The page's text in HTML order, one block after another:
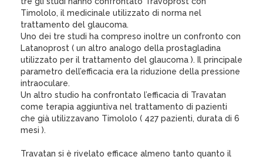
Timololo, il medicinale utilizzato di norma nel
trattamento del glaucoma.
Uno dei tre studi ha compreso inoltre un confronto con
Latanoprost ( un altro analogo della prostagladina
utilizzato per il trattamento del glaucoma ). Il principale
parametro dell’efficacia era la riduzione della pressione
intraoculare.
Un altro studio ha confrontato l’efficacia di Travatan
come terapia aggiuntiva nel trattamento di pazienti
che già utilizzavano Timololo ( 427 pazienti, durata di 6
mesi ).
Travatan si è rivelato efficace almeno tanto quanto il